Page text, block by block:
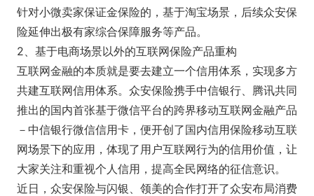
针对小微卖家保证金保险的，基于淘宝场景，后续众安保
险延伸出极有家综合保障服务等产品。
2、基于电商场景以外的互联网保险产品重构
互联网金融的本质就是要去建立一个信用体系，实现多方
共建互联网信用体系。众安保险携手中信银行、腾讯共同
推出的国内首张基于微信平台的跨界移动互联网金融产品
－中信银行微信信用卡，便开创了国内信用保险移动互联
网场景下的应用，体现了用户互联网行为的信用价值，让
大家关注和重视个人信用，提高全民网络的征信意识。
近日，众安保险与闪银、领美的合作打开了众安布局消费